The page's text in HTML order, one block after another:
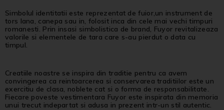
Simbolul identitatii este reprezentat de fuior,un instrument de
tors lana, canepa sau in, folosit inca din cele mai vechi timpuri
romanesti. Prin insasi simbolistica de brand, Fuyor revitalizeaza
valorile si elementele de tara care s-au pierdut o data cu
timpul.
Creatiile noastre se inspira din traditie pentru ca avem
convingerea ca reintoarcerea si conservarea traditiilor este un
exercitiu de clasa, noblete cat si o forma de responsabilitate.
Fiecare poveste vestimentara Fuyor este inspirata din memoria
unui trecut indepartat si adusa in prezent intr-un stil autentic.